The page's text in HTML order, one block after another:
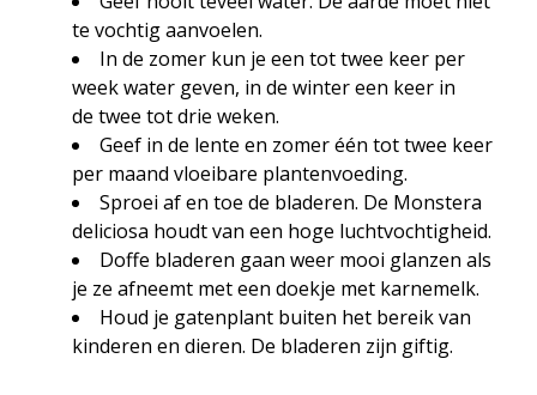
te vochtig aanvoelen.
In de zomer kun je een tot twee keer per
week water geven, in de winter een keer in
de twee tot drie weken.
Geef in de lente en zomer één tot twee keer
per maand vloeibare plantenvoeding.
Sproei af en toe de bladeren. De Monstera
deliciosa houdt van een hoge luchtvochtigheid.
Doffe bladeren gaan weer mooi glanzen als
je ze afneemt met een doekje met karnemelk.
Houd je gatenplant buiten het bereik van
kinderen en dieren. De bladeren zijn giftig.